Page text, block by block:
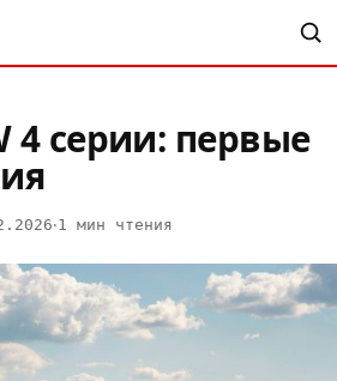
4 серии: первые
·1 мин чтения